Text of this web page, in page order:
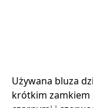
Używana bluza
krótkim zamkiem